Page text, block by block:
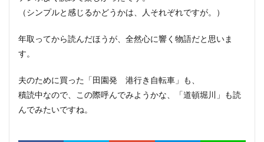
（シンプルと感じるかどうかは、人それぞれですが。）
年取ってから読んだほうが、全然心に響く物語だと思いま
す。
夫のために買った「田園発 港行き自転車」も、
積読中なので、この際呼んでみようかな、「道頓堀川」も読
んでみたいですね。